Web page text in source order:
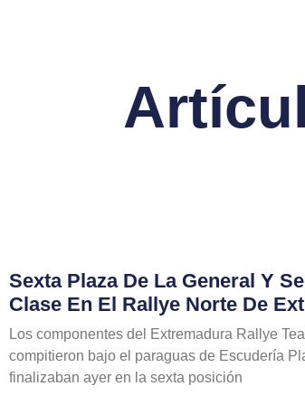
Sexta Plaza De La General Y
Clase En El Rallye Norte De
Los componentes del Extremadura Rallye
compitieron bajo el paraguas de Escudería
finalizaban ayer en la sexta posición